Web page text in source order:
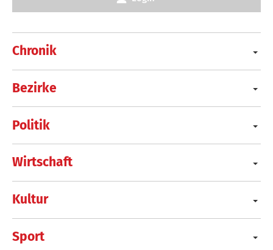
Chronik
Bezirke
Politik
Wirtschaft
Kultur
Sport